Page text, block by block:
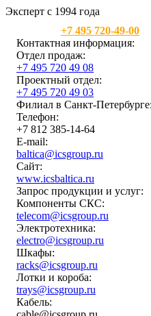
Эксперт с 1994 года
+7 495 720-49-00
Контактная информация:
Отдел продаж:
+7 495 720 49 08
Проектный отдел:
+7 495 720 49 03
Филиал в Санкт-Петербурге:
Телефон:
+7 812 385-14-64
E-mail:
baltica@icsgroup.ru
Сайт:
www.icsbaltica.ru
Запрос продукции и услуг:
Компоненты СКС:
telecom@icsgroup.ru
Электротехника:
electro@icsgroup.ru
Шкафы:
racks@icsgroup.ru
Лотки и короба:
trays@icsgroup.ru
Кабель: